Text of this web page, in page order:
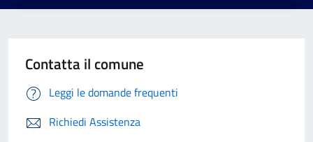
Contatta il comune
Leggi le domande frequenti
Richiedi Assistenza